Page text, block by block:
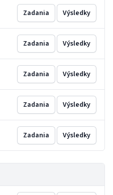
Zadania Výsledky
Zadania Výsledky
Zadania Výsledky
Zadania Výsledky
Zadania Výsledky